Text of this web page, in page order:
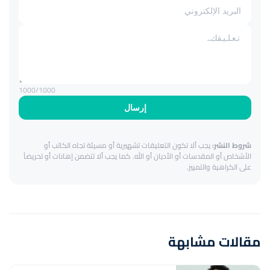
إرسال
1000/1000
شروط النشر:يجب ألا تكون التعليقات تشهيرية أو مسيئة تجاه الكاتب أو
الأشخاص أو المقدسات أو الأديان أو الله. كما يجب ألا تتضمن إهانات أو تحريضاً
على الكراهية والتمييز.
مقالات مشابهة